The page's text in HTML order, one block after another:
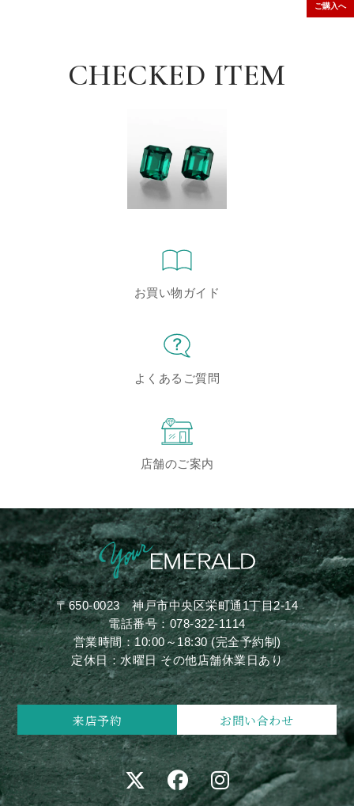
ご購入へ
CHECKED ITEM
お買い物ガイド
よくあるご質問
店舗のご案内
〒650-0023神戸市中央区栄町通1丁目2-14
電話番号：078-322-1114
営業時間：10:00～18:30 (完全予約制)
定休日：水曜日 その他店舗休業日あり
来店予約 お問い合わせ